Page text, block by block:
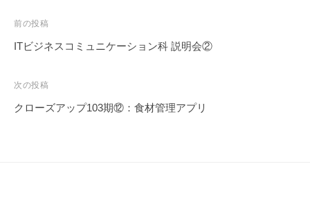
投
稿
ビ
ゲ
前の投稿
ITビジネスコミュニケーション科 説明会②
次の投稿
クローズアップ103期⑫：食材管理アプリ